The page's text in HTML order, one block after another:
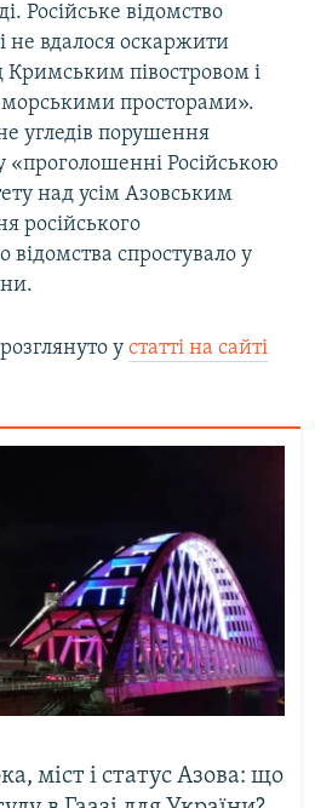
Російське відомство
не вдалося оскаржити
Кримським півостровом і
просторами».
угледів порушення
«проголошенні Російською
над усім Азовським
російського
відомства спростувало у
у статті на сайті
міст і статус Азова: що